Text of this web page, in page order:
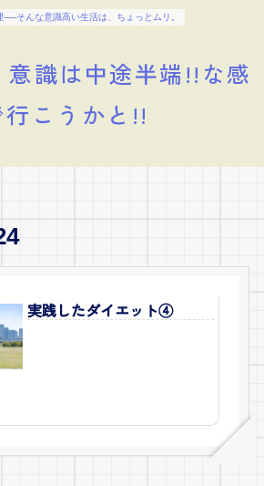
──そんな意識高い生活は、ちょっとムリ。
識は中途半端!!な感
行こうかと!!
実践したダイエット④